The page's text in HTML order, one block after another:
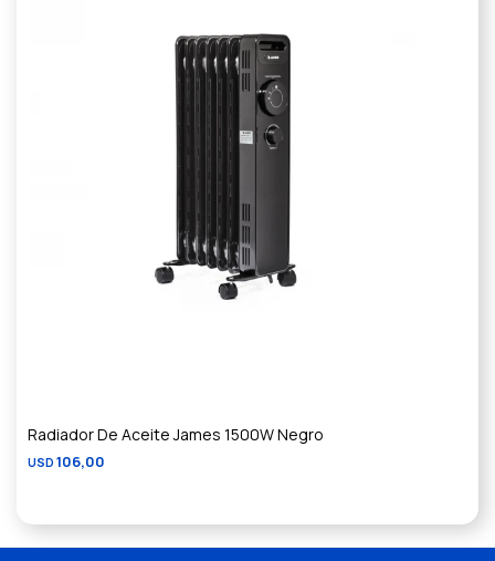
Radiador De Aceite James 1500W Negro
USD 106,00